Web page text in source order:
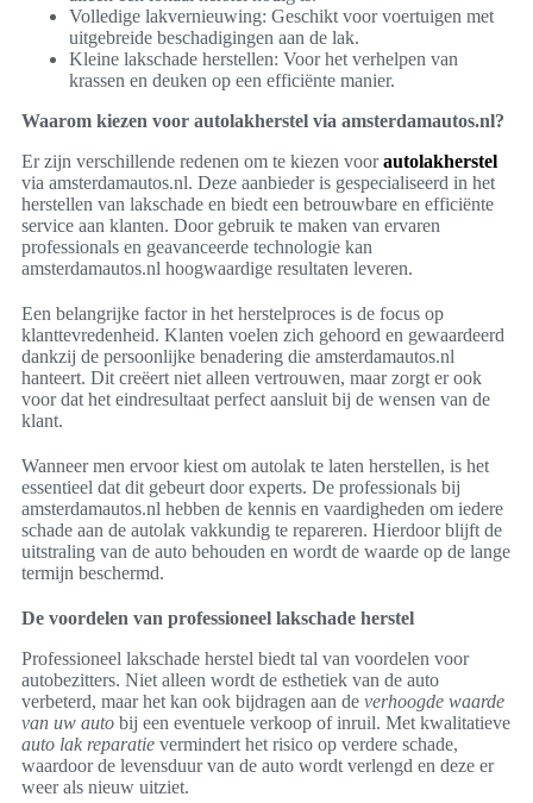
Volledige lakvernieuwing: Geschikt voor voertuigen met
uitgebreide beschadigingen aan de lak.
Kleine lakschade herstellen: Voor het verhelpen van
krassen en deuken op een efficiënte manier.
Waarom kiezen voor autolakherstel via amsterdamautos.nl?
Er zijn verschillende redenen om te kiezen voorautolakherstel
via amsterdamautos.nl. Deze aanbieder is gespecialiseerd in het
herstellen van lakschade en biedt een betrouwbare en efficiënte
service aan klanten. Door gebruik te maken van ervaren
professionals en geavanceerde technologie kan
amsterdamautos.nl hoogwaardige resultaten leveren.
Een belangrijke factor in het herstelproces is de focus op
klanttevredenheid. Klanten voelen zich gehoord en gewaardeerd
dankzij de persoonlijke benadering die amsterdamautos.nl
hanteert. Dit creëert niet alleen vertrouwen, maar zorgt er ook
voor dat het eindresultaat perfect aansluit bij de wensen van de
klant.
Wanneer men ervoor kiest om autolak te laten herstellen, is het
essentieel dat dit gebeurt door experts. De professionals bij
amsterdamautos.nl hebben de kennis en vaardigheden om iedere
schade aan de autolak vakkundig te repareren. Hierdoor blijft de
uitstraling van de auto behouden en wordt de waarde op de lange
termijn beschermd.
De voordelen van professioneel lakschade herstel
Professioneel lakschade herstel biedt tal van voordelen voor
autobezitters. Niet alleen wordt de esthetiek van de auto
verbeterd, maar het kan ook bijdragen aan de verhoogde waarde
van uw auto bij een eventuele verkoop of inruil. Met kwalitatieve
auto lak reparatie vermindert het risico op verdere schade,
waardoor de levensduur van de auto wordt verlengd en deze er
weer als nieuw uitziet.